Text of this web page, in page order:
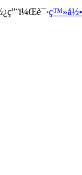
ç™»å½•